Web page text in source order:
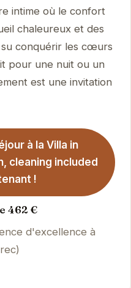
intime où le confort
chaleureux et des
conquérir les cœurs
pour une nuit ou un
est une invitation
à la Villa in
cleaning included
!
462 €
d'excellence à